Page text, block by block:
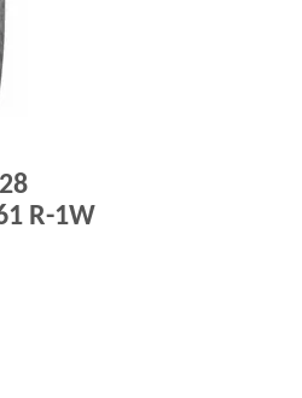
R-1W